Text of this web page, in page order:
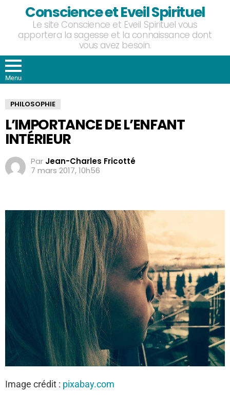
Conscience et Eveil Spirituel
Le site Conscience et Eveil Spirituel vous
apportera la sagesse et la connaissance dont
vous avez besoin.
Menu
PHILOSOPHIE
L’IMPORTANCE DE L’ENFANT
INTÉRIEUR
Par Jean-Charles Fricotté
7 mars 2017, 10h56
Image crédit : pixabay.com